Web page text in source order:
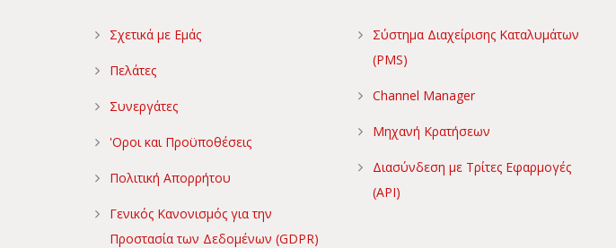
Σχετικά με Εμάς
Πελάτες
Συνεργάτες
'Οροι και Προϋποθέσεις
Πολιτική Απορρήτου
Γενικός Κανονισμός για την
Προστασία των Δεδομένων (GDPR)
Σύστημα Διαχείρισης Καταλυμάτων
(PMS)
Channel Manager
Μηχανή Κρατήσεων
Διασύνδεση με Τρίτες Εφαρμογές
(API)